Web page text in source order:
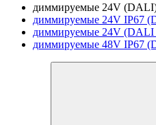
диммируемые 24V
диммируемые 24V IP67
диммируемые 24V (DALI
диммируемые 48V IP67